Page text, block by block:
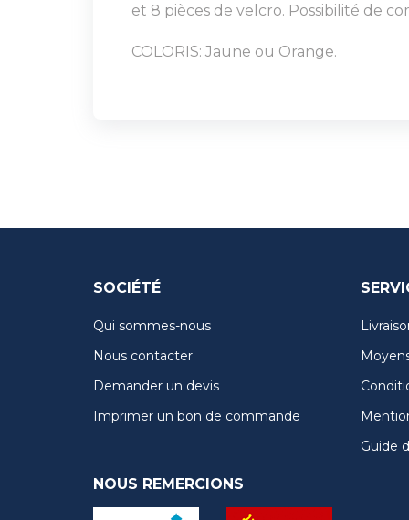
et 8 pièces de velcro. Possibilité de
COLORIS: Jaune ou Orange.
SOCIÉTÉ
Qui sommes-nous
Nous contacter
Demander un devis
Imprimer un bon de commande
NOUS REMERCIONS
Guide